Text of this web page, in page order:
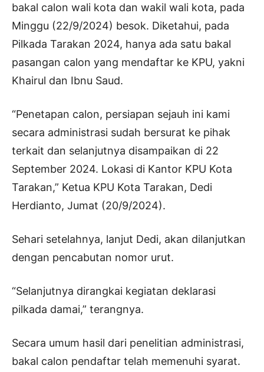
bakal calon wali kota dan wakil wali kota, pada
Minggu (22/9/2024) besok. Diketahui, pada
Pilkada Tarakan 2024, hanya ada satu bakal
pasangan calon yang mendaftar ke KPU, yakni
Khairul dan Ibnu Saud.
“Penetapan calon, persiapan sejauh ini kami
secara administrasi sudah bersurat ke pihak
terkait dan selanjutnya disampaikan di 22
September 2024. Lokasi di Kantor KPU Kota
Tarakan,” Ketua KPU Kota Tarakan, Dedi
Herdianto, Jumat (20/9/2024).
Sehari setelahnya, lanjut Dedi, akan dilanjutkan
dengan pencabutan nomor urut.
“Selanjutnya dirangkai kegiatan deklarasi
pilkada damai,” terangnya.
Secara umum hasil dari penelitian administrasi,
bakal calon pendaftar telah memenuhi syarat.